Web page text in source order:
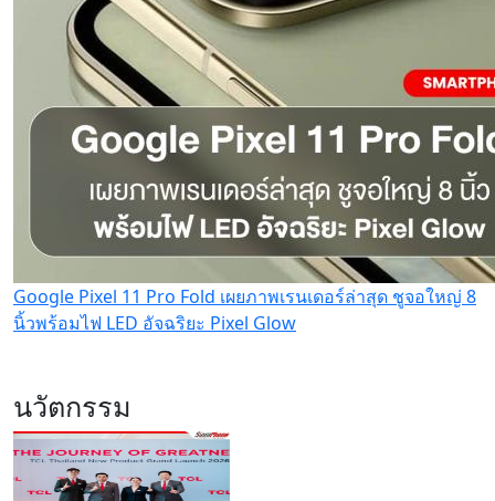
Google Pixel 11 Pro Fold เผยภาพเรนเดอร์ล่าสุด ชูจอใหญ่ 8
นิ้วพร้อมไฟ LED อัจฉริยะ Pixel Glow
นวัตกรรม